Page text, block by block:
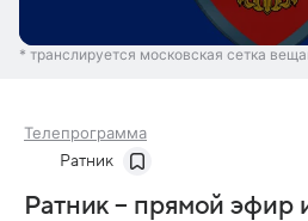
* транслируется московская сетка
Телепрограмма
Ратник
Ратник – прямой эфир